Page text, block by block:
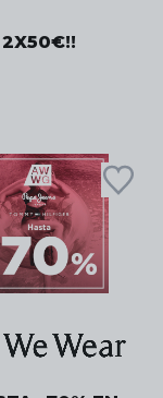
2X50€!!